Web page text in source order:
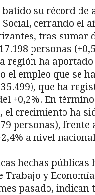
batido su récord de
cerrando el
tras sumar
personas
región ha aportado
el empleo que se
que ha
+0,2%. En
el crecimiento ha
personas), frente
a nivel
hechas públicas
Trabajo y Economía
pasado, indican